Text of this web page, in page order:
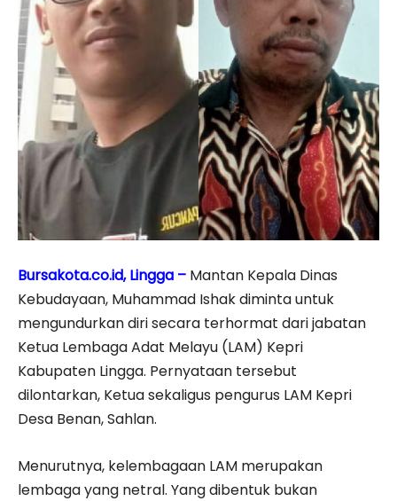
Bursakota.co.id, Lingga – Mantan Kepala Dinas
Kebudayaan, Muhammad Ishak diminta untuk
mengundurkan diri secara terhormat dari jabatan
Ketua Lembaga Adat Melayu (LAM) Kepri
Kabupaten Lingga. Pernyataan tersebut
dilontarkan, Ketua sekaligus pengurus LAM Kepri
Desa Benan, Sahlan.
Menurutnya, kelembagaan LAM merupakan
lembaga yang netral. Yang dibentuk bukan